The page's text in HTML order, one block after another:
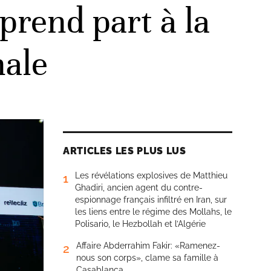
part à la
ARTICLES LES PLUS LUS
1
Les révélations explosives de Matthieu
Ghadiri, ancien agent du contre-
espionnage français infiltré en Iran, sur
les liens entre le régime des Mollahs, le
Polisario, le Hezbollah et l’Algérie
2
Affaire Abderrahim Fakir: «Ramenez-
nous son corps», clame sa famille à